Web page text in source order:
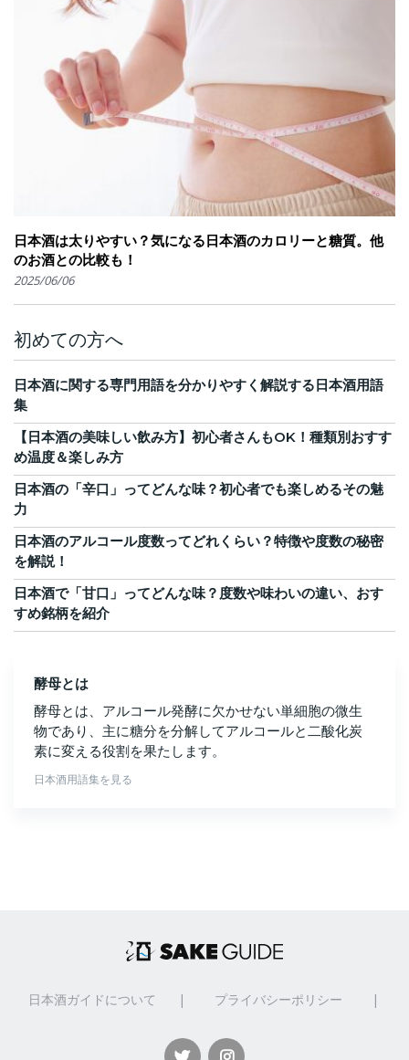
日本酒は太りやすい？気になる日本酒のカロリーと糖質。他
のお酒との比較も！
2025/06/06
初めての方へ
日本酒に関する専門用語を分かりやすく解説する日本酒用語
集
【日本酒の美味しい飲み方】初心者さんもOK！種類別おすす
め温度＆楽しみ方
日本酒の「辛口」ってどんな味？初心者でも楽しめるその魅
力
日本酒のアルコール度数ってどれくらい？特徴や度数の秘密
を解説！
日本酒で「甘口」ってどんな味？度数や味わいの違い、おす
すめ銘柄を紹介
酵母とは
酵母とは、アルコール発酵に欠かせない単細胞の微生
物であり、主に糖分を分解してアルコールと二酸化炭
素に変える役割を果たします。
日本酒用語集を見る
日本酒ガイドについて | プライバシーポリシー |